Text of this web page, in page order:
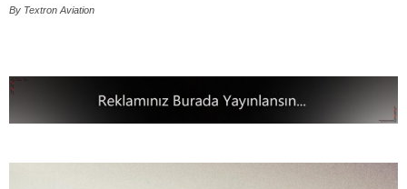
By Textron Aviation